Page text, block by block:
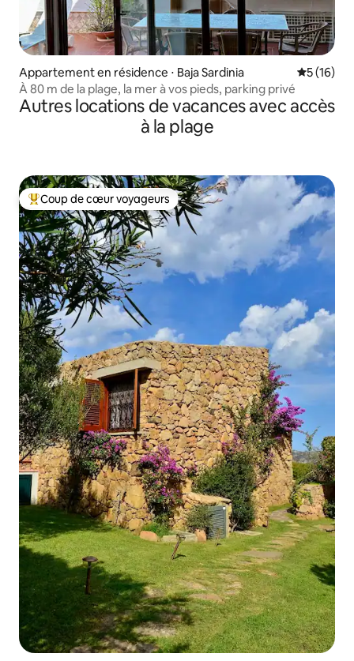
Appartement en résidence ⋅ Baja Sardinia
5 (16)
À 80 m de la plage, la mer à vos pieds, parking privé
Autres locations de vacances avec accès
à la plage
Coups de cœur voyageurs les plus appréciés
Coup de cœur voyageurs